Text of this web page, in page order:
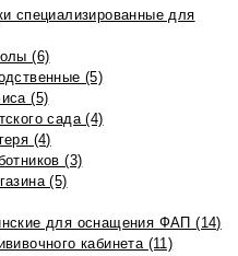
специализированные для
(6)
(5)
(5)
сада (4)
(4)
(3)
(5)
для оснащения ФАП (14)
кабинета (11)